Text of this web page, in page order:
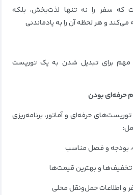
سفر را نه تنها لذت‌بخش، بلکه
و هر لحظه آن را به یادماندنی
مهم برای تبدیل شدن به یک توریست
حرفه‌ای و آماتور، برنامه‌ریزی
بودجه و فصل مناسب
تخفیف‌ها و بهترین قیمت‌ها
و اطلاعات حمل‌ونقل محلی